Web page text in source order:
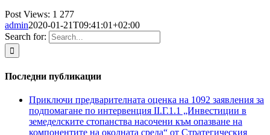
Post Views: 1 277
admin2020-01-21T09:41:01+02:00
Search for:
Последни публикации
Приключи предварителната оценка на 1092 заявления за
подпомагане по интервенция ІІ.Г.1.1 „Инвестиции в
земеделските стопанства насочени към опазване на
компонентите на околната среда“ от Стратегическия